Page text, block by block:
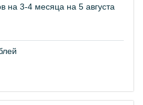
на 3-4 месяца на 5 августа